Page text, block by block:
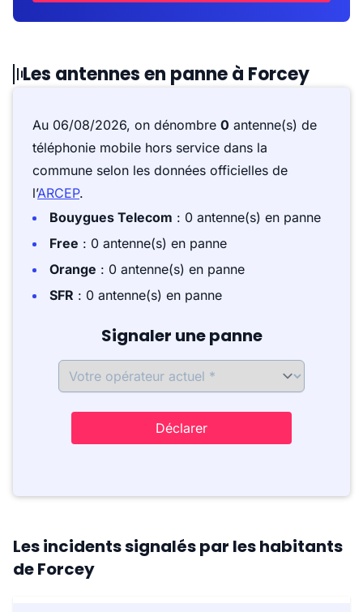
Les antennes en panne à Forcey
Au 06/08/2026, on dénombre 0 antenne(s) de
téléphonie mobile hors service dans la
commune selon les données officielles de
l’ARCEP.
Bouygues Telecom : 0 antenne(s) en panne
Free : 0 antenne(s) en panne
Orange : 0 antenne(s) en panne
SFR : 0 antenne(s) en panne
Signaler une panne
Déclarer
Les incidents signalés par les habitants
de Forcey